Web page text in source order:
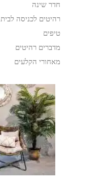
חדר שינה
רהיטים לכניסה לבית
טיפים
מדברים רהיטים
מאחורי הקלעים